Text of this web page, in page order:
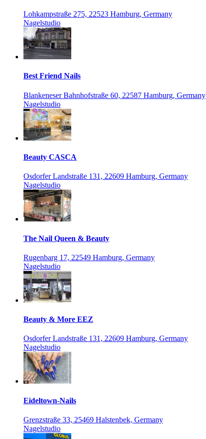
Lohkampstraße 275, 22523 Hamburg, Germany
Nagelstudio
Best Friend Nails
Blankeneser Bahnhofstraße 60, 22587 Hamburg, Germany
Nagelstudio
Beauty CASCA
Osdorfer Landstraße 131, 22609 Hamburg, Germany
Nagelstudio
The Nail Queen & Beauty
Rugenbarg 17, 22549 Hamburg, Germany
Nagelstudio
Beauty & More EEZ
Osdorfer Landstraße 131, 22609 Hamburg, Germany
Nagelstudio
Eideltown-Nails
Grenzstraße 33, 25469 Halstenbek, Germany
Nagelstudio